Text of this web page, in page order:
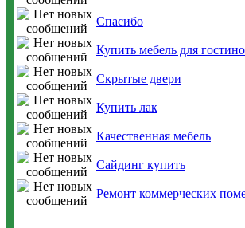
Спасибо
Купить мебель для
Скрытые двери
Купить лак
Качественная мебель
Сайдинг купить
Ремонт коммерческих